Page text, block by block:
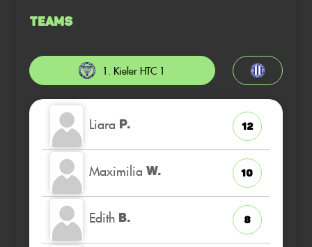
Teams
1. Kieler HTC 1
Liara P. 12
Maximilia W. 10
Edith B. 8